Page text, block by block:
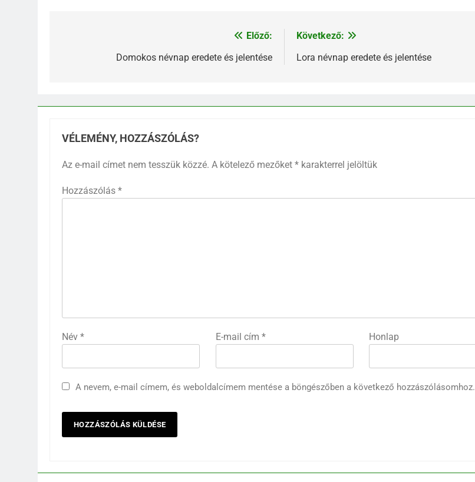
navigáció
Előző:
Domokos névnap eredete és jelentése
Következő:
Lora névnap eredete és jelentése
VÉLEMÉNY, HOZZÁSZÓLÁS?
Az e-mail címet nem tesszük közzé. A kötelező mezőket * karakterrel jelöltük
Hozzászólás *
Név * E-mail cím * Honlap
A nevem, e-mail címem, és weboldalcímem mentése a böngészőben a következő hozzászólásomhoz.